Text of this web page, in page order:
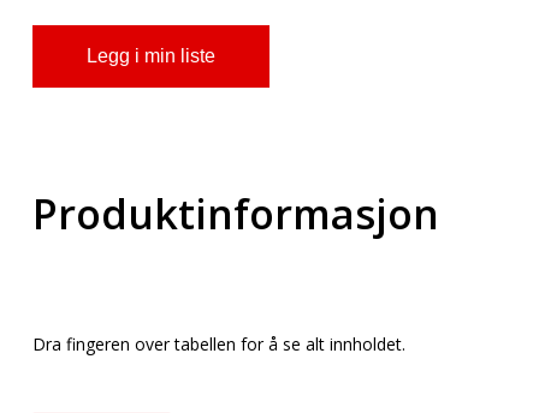
Legg i min liste
Produktinformasjon
Dra fingeren over tabellen for å se alt innholdet.